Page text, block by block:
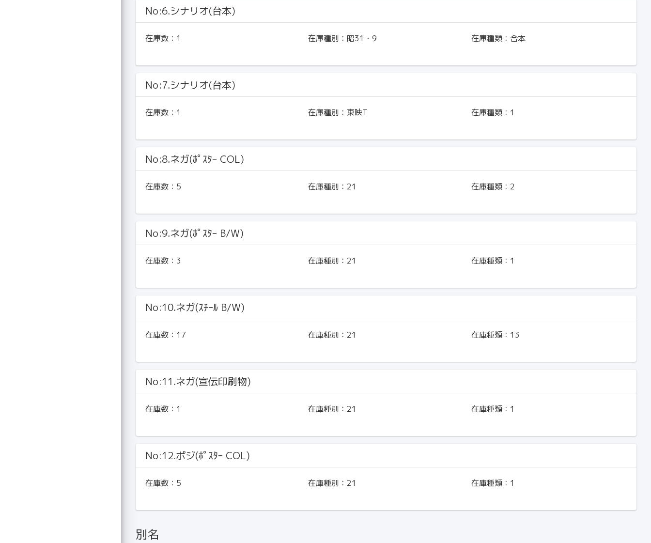
No:6.シナリオ(台本)
在庫数： 1 在庫種別： 昭31・9 在庫種類： 合本
No:7.シナリオ(台本)
在庫数： 1 在庫種別：東映T 在庫種類： 1
No:8.ネガ(ﾎﾟｽﾀｰ COL)
在庫数： 5 在庫種別： 21 在庫種類： 2
No:9.ネガ(ﾎﾟｽﾀｰ B/W)
在庫数： 3 在庫種別： 21 在庫種類： 1
No:10.ネガ(ｽﾁｰﾙ B/W)
在庫数： 17 在庫種別： 21 在庫種類： 13
No:11.ネガ(宣伝印刷物)
在庫数： 1 在庫種別： 21 在庫種類： 1
No:12.ポジ(ﾎﾟｽﾀｰ COL)
在庫数： 5 在庫種別： 21 在庫種類： 1
別名